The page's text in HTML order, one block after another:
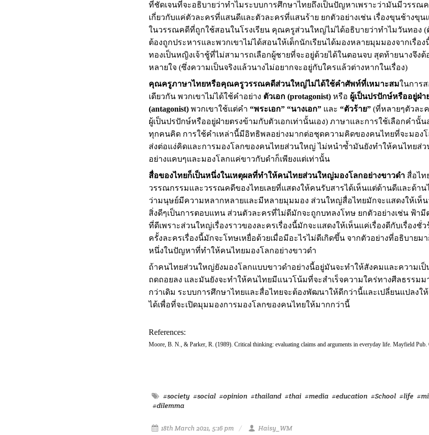
ที่ชัดเจนที่จะอธิบายว่าทำไมระบบการศึกษาไทยถึงเป็นปัญหาเพราะว่ามันมีวรรณ
เกี่ยวกับแค่ตัวละครที่แสนดีและตัวละครที่แสนร้าย ยกตัวอย่างเช่น เรื่องขุนช้างขุ
ในวรรณคดีที่ถูกใช้สอนในโรงเรียน คุณครูส่วนใหญ่ไม่ได้อธิบายว่าทำไมวันทอง (
ต้องถูกประหารและพวกเขาไม่ได้สอนให้เด็กนักเรียนได้มองหลายมุมมองจากเรื่อ
ทองเป็นหญิงเจ้าชู้ที่ไม่สามารถเลือกผู้ชายที่จะอยู่ด้วยได้ในตอนจบ สุดท้ายนางจึงต้
หลายใจ (ซึ่งความเป็นจริงแล้วนางไม่อยากจะอยู่กับใครแล้วต่างหากในเรื่อง)
คุณครูภาษาไทยหรือคุณครูวรรณคดีส่วนใหญ่ไม่ได้ใช้คำศัพท์ที่เหมาะสมในการ
เดียวกัน พวกเขาไม่ได้ใช้คำอย่าง ตัวเอก (protagonist) หรือ ผู้เป็นปรปักษ์หรืออยู่ฝ่า
(antagonist) พวกเขาใช้แต่คำ “พระเอก” “นางเอก” และ “ตัวร้าย” (ที่หลายๆตัวละ
ผู้เป็นปรปักษ์หรืออยู่ฝ่ายตรงข้ามกับตัวเอกเท่านั้นเอง) ภาษาและการใช้เลือกคำ
ทุกคนคิด การใช้คำเหล่านี้มีอิทธิพลอย่างมากต่อชุดความคิดของคนไทยที่จะมอง
ส่งต่อแง่คิดและการมองโลกของคนไทยส่วนใหญ่ ไม่หนำซ้ำมันยังทำให้คนไทยส่
อย่างแคบๆและมองโลกแค่ขาวกับดำก็เพียงแต่เท่านั้น
สื่อของไทยก็เป็นหนึ่งในเหตุผลที่ทำให้คนไทยส่วนใหญ่มองโลกอย่างขาวดำ สื่อไท
วรรณกรรมและวรรณคดีของไทยเลยที่แสดงให้คนรับสารได้เห็นแต่ด้านดีและด้าน
ว่ามนุษย์มีความหลากหลายและมีหลายมุมมอง ส่วนใหญ่สื่อไทยมักจะแสดงให้เห็
สิ่งดีๆเป็นการตอบแทน ส่วนตัวละครที่ไม่ดีมักจะถูกบทลงโทษ ยกตัวอย่างเช่น ฟ้ามี
ที่ดีเพราะส่วนใหญ่เรื่องราวของละครเรื่องนี้มักจะแสดงให้เห็นแค่เรื่องดีกับเรื่องชั่
ครั้งละครเรื่องนี้มักจะโทษเหยื่อด้วยเมื่อมีอะไรไม่ดีเกิดขึ้น จากตัวอย่างที่อธิบายม
หนึ่งในปัญหาที่ทำให้คนไทยมองโลกอย่างขาวดำ
ถ้าคนไทยส่วนใหญ่ยังมองโลกแบบขาวดำอย่างนี้อยู่มันจะทำให้สังคมและความเ
ถดถอยลง และมันยังจะทำให้คนไทยมีแนวโน้มที่จะสำเร็จความใคร่ทางศีลธรรม
กว่าเดิม ระบบการศึกษาไทยและสื่อไทยจะต้องพัฒนาให้ดีกว่านี้และเปลี่ยนแปลงให้
ได้เพื่อที่จะเปิดมุมมองการมองโลกของคนไทยให้มากกว่านี้
References:
Moore, B. N., & Parker, R. (1989). Critical thinking: evaluating claims and arguments in everyday life. Mayfield Pub.
#society #social #opinion #thailand #thai #media #education #School #life
#dilemma
18th March 2021, 5:16 pm Haisy_WM